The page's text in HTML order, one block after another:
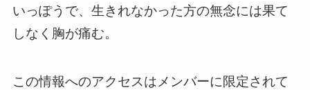
いっぽうで、生きれなかった方の無念には果て
しなく胸が痛む。
この情報へのアクセスはメンバーに限定されて